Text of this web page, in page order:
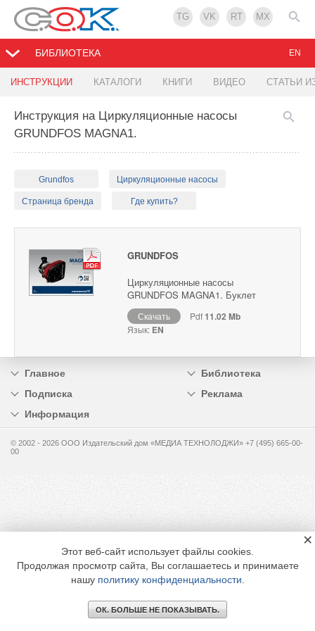
TG VK RT MX
БИБЛИОТЕКА
ИНСТРУКЦИИ КАТАЛОГИ КНИГИ ВИДЕО СТАТЬИ
EN
Инструкция на Циркуляционные насосы
GRUNDFOS MAGNA1.
Grundfos Циркуляционные насосы
Страница бренда Где купить?
GRUNDFOS
Циркуляционные насосы
GRUNDFOS MAGNA1. Буклет
Скачать Pdf11.02 Mb
Язык: EN
Главное
Библиотека
Подписка
Реклама
Информация
© 2002 - 2026 OOO Издательский дом «МЕДИА ТЕХНОЛОДЖИ» +7 (495) 665-00-
00
Этот веб-сайт использует файлы cookies.
Продолжая просмотр сайта, Вы соглашаетесь и принимаете
нашу политику конфиденциальности
ОК. БОЛЬШЕ НЕ ПОКАЗЫВАТЬ.
×